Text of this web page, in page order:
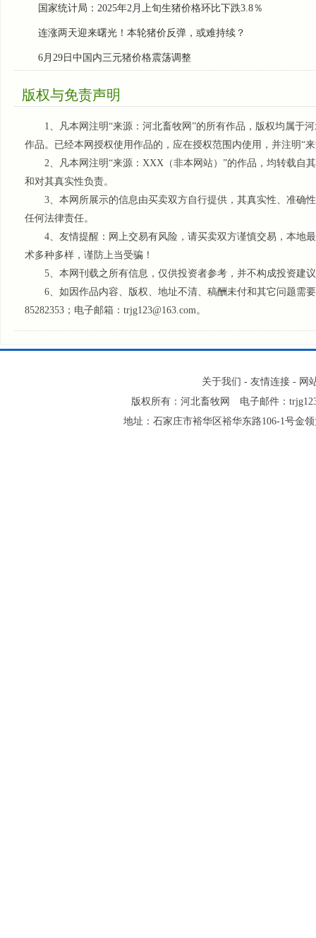
国家统计局：2025年2月上旬生猪价格环比下跌3.8％
连涨两天迎来曙光！本轮猪价反弹，或难持续？
6月29日中国内三元猪价格震荡调整
版权与免责声明
1、凡本网注明“来源：河北畜牧网”的所有作品，版权均属于
作品。已经本网授权使用作品的，应在授权范围内使用，并注明“
2、凡本网注明“来源：XXX（非本网站）”的作品，均转载自
和对其真实性负责。
3、本网所展示的信息由买卖双方自行提供，其真实性、准确
任何法律责任。
4、友情提醒：网上交易有风险，请买卖双方谨慎交易，本地
术多种多样，谨防上当受骗！
5、本网刊载之所有信息，仅供投资者参考 ，并不构成投资建
6、如因作品内容、版权、地址不清、稿酬未付和其它问题需要
85282353；电子邮箱：trjg123@163.com。
关于我们 - 友情连接 - 网
版权所有：河北畜牧网 电子邮件：
地址：石家庄市裕华区裕华东路106-1号金领